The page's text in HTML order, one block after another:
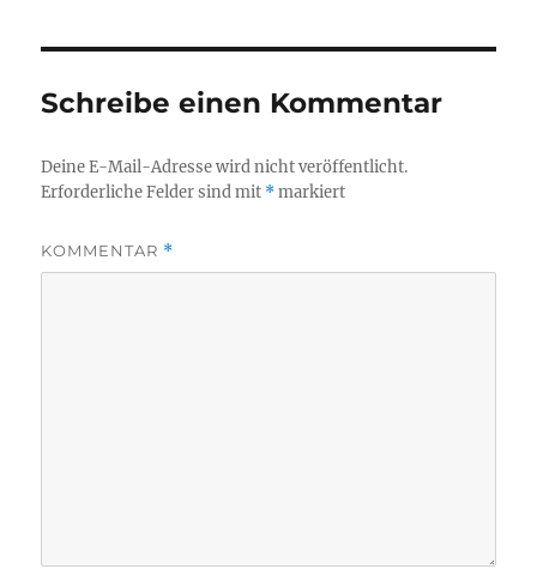
Schreibe einen Kommentar
Deine E-Mail-Adresse wird nicht veröffentlicht.
Erforderliche Felder sind mit *markiert
KOMMENTAR *